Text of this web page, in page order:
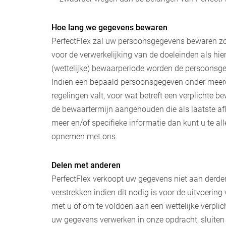
Hoe lang we gegevens bewaren
PerfectFlex zal uw persoonsgegevens bewaren
voor de verwerkelijking van de doeleinden als
(wettelijke) bewaarperiode worden de
Indien een bepaald persoonsgegeven onder
regelingen valt, voor wat betreft een verplichte
de bewaartermijn aangehouden die als laatste
meer en/of specifieke informatie dan kunt u te
opnemen met ons.
Delen met anderen
PerfectFlex verkoopt uw gegevens niet aan
verstrekken indien dit nodig is voor de uitvoering
met u of om te voldoen aan een wettelijke
uw gegevens verwerken in onze opdracht,